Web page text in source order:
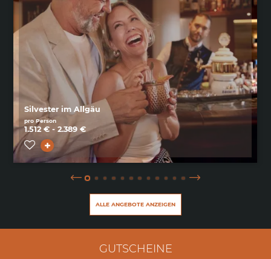
Silvester im Allgäu
pro Person
1.512 € - 2.389 €
ALLE ANGEBOTE ANZEIGEN
GUTSCHEINE